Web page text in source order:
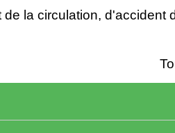
la circulation, d'accident